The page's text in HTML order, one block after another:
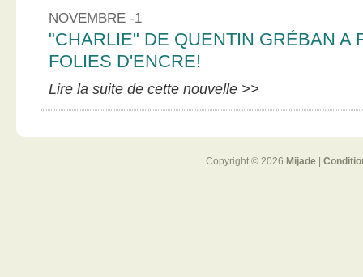
NOVEMBRE -1
"CHARLIE" DE QUENTIN GRÉBAN A
FOLIES D'ENCRE!
Lire la suite de cette nouvelle >>
Copyright © 2026 Mijade|